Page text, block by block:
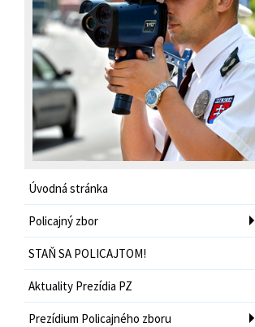
Úvodná stránka
Policajný zbor
STAŇ SA POLICAJTOM!
Aktuality Prezídia PZ
Prezídium Policajného zboru